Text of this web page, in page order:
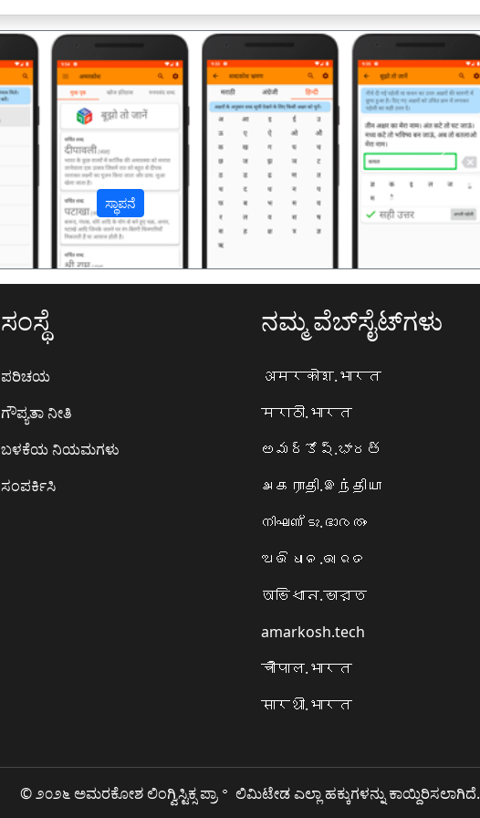
ಸ್ಥಾಪನೆ
अगला
ಸಂಸ್ಥೆ
ಪರಿಚಯ
ಗೌಪ್ಯತಾ ನೀತಿ
ಬಳಕೆಯ ನಿಯಮಗಳು
ಸಂಪರ್ಕಿಸಿ
ನಮ್ಮ ವೆಬ್‌ಸೈಟ್‌ಗಳು
अमरकोश.भारत
मराठी.भारत
అమర్కోష్.భారత్
அகராதி.இந்தியா
നിഘണ്ടു.ഭാരതം
ଅଭିଧାନ.ଭାରତ
অভিধান.ভারত
amarkosh.tech
चौपाल.भारत
सारथी.भारत
© ೨೦೨೬ ಅಮರಕೋಶ ಲಿಂಗ್ವಿಸ್ಟಿಕ್ಸ ಪ್ರಾ॰ ಲಿಮಿಟೇಡ ಎಲ್ಲಾ ಹಕ್ಕುಗಳನ್ನು ಕಾಯ್ದಿರಿಸಲಾಗಿದೆ.